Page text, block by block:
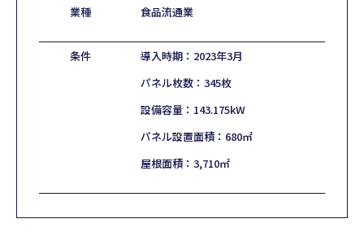
業種 食品流通業
条件
導入時期：2023年3月
パネル枚数：345枚
設備容量：143.175kW
パネル設置面積：680㎡
屋根面積：3,710㎡